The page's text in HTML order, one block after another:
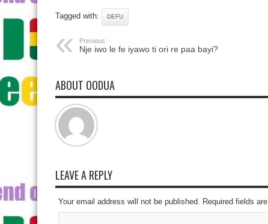
Tagged with: DEFU
Previous:
Nje iwo le fe iyawo ti ori re paa bayi?
ABOUT OODUA
LEAVE A REPLY
Your email address will not be published. Required fields